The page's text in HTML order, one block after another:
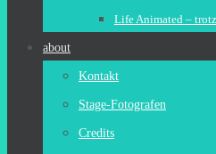
Life Animated –
about
Kontakt
Stage-Fotografen
Credits